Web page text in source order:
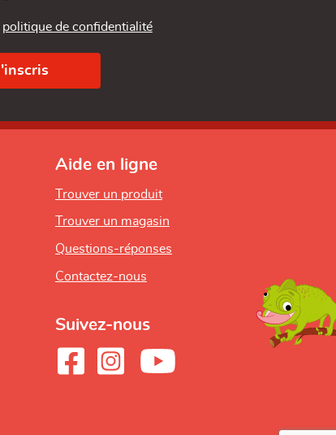
politique de confidentialité
Aide en ligne
Trouver un produit
Trouver un magasin
Questions-réponses
Contactez-nous
Suivez-nous